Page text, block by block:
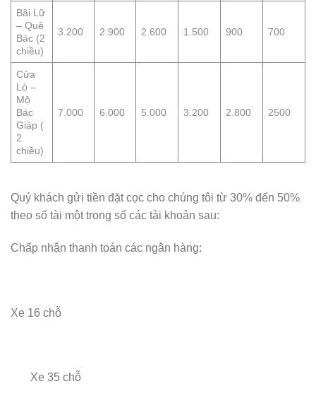
Bãi Lữ
– Quê
Bác (2
chiều)
3.200 2.900 2.600 1.500 900 700
Cửa
Lò –
Mộ
Bác
Giáp (
2
chiều)
7.000 6.000 5.000 3.200 2.800 2500
Quý khách gửi tiền đặt cọc cho chúng tôi từ 30% đến 50%
theo số tài một trong số các tài khoản sau:
Chấp nhận thanh toán các ngân hàng:
Xe 16 chỗ
Xe 35 chỗ